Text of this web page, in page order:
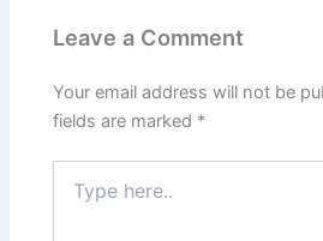
Leave a Comment
Your email address will not be
fields are marked *
here..